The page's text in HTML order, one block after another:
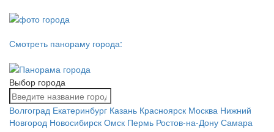
Смотреть панораму города:
Выбор города
Волгоград Екатеринбург Казань Красноярск Москва Нижний
Новгород Новосибирск Омск Пермь Ростов-на-Дону Самара